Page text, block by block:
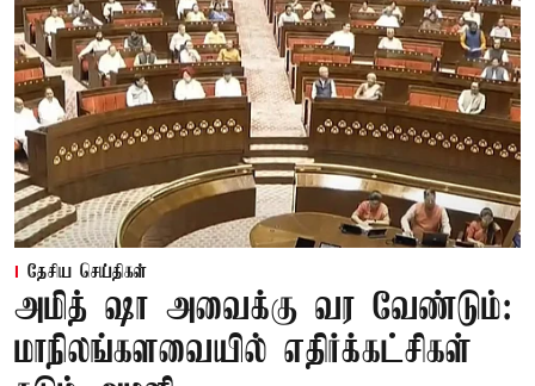
தேசிய செய்திகள்
அமித் ஷா அவைக்கு வர வேண்டும்:
மாநிலங்களவையில் எதிர்க்கட்சிகள்